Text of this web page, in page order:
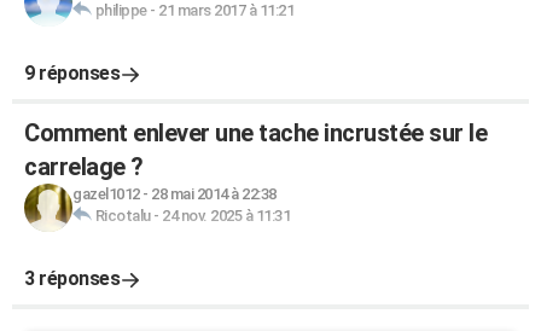
philippe- 21 mars 2017 à 11:21
9 réponses
Comment enlever une tache incrustée sur le
carrelage ?
gazel1012- 28 mai 2014 à 22:38
Ricotalu- 24 nov. 2025 à 11:31
3 réponses